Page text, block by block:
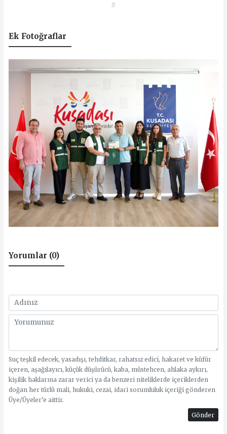
#
Ek Fotoğraflar
Yorumlar (0)
Suç teşkil edecek, yasadışı, tehditkar, rahatsız edici, hakaret ve küfür
içeren, aşağılayıcı, küçük düşürücü, kaba, müstehcen, ahlaka aykırı,
kişilik haklarına zarar verici ya da benzeri niteliklerde içeriklerden
doğan her türlü mali, hukuki, cezai, idari sorumluluk içeriği gönderen
Üye/Üyeler’e aittir.
Gönder